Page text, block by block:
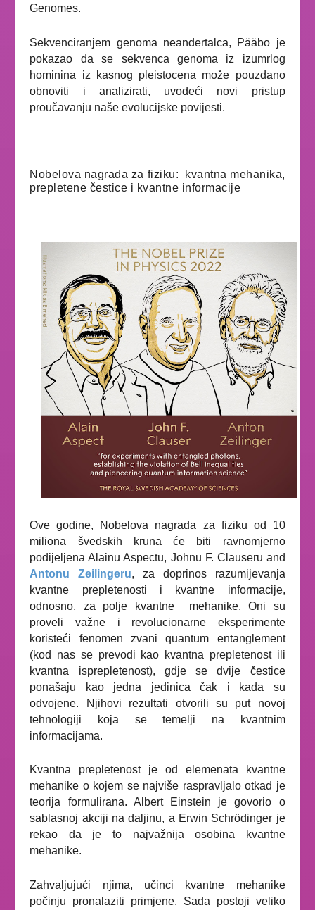
Genomes.
Sekvenciranjem genoma neandertalca, Pääbo je
pokazao da se sekvenca genoma iz izumrlog
hominina iz kasnog pleistocena može pouzdano
obnoviti i analizirati, uvodeći novi pristup
proučavanju naše evolucijske povijesti.
Nobelova nagrada za fiziku: kvantna mehanika,
prepletene čestice i kvantne informacije
Ove godine, Nobelova nagrada za fiziku od 10
miliona švedskih kruna će biti ravnomjerno
podijeljena Alainu Aspectu, Johnu F. Clauseru and
Antonu Zeilingeru, za doprinos razumijevanja
kvantne prepletenosti i kvantne informacije,
odnosno, za polje kvantne
mehanike. Oni su
proveli važne i revolucionarne eksperimente
koristeći fenomen zvani quantum entanglement
(kod nas se prevodi kao kvantna prepletenost ili
kvantna isprepletenost), gdje se dvije čestice
ponašaju kao jedna jedinica čak i kada su
odvojene. Njihovi rezultati otvorili su put novoj
tehnologiji koja se temelji na kvantnim
informacijama.
Kvantna prepletenost je od elemenata kvantne
mehanike o kojem se najviše raspravljalo otkad je
teorija formulirana. Albert Einstein je govorio o
sablasnoj akciji na daljinu, a Erwin Schrödinger je
rekao da je to najvažnija osobina kvantne
mehanike.
Zahvaljujući njima, učinci kvantne mehanike
počinju pronalaziti primjene. Sada postoji veliko